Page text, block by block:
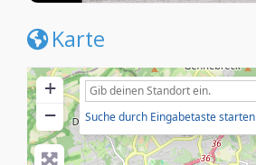
Karte
+
−
Suche durch Eingabetaste starten